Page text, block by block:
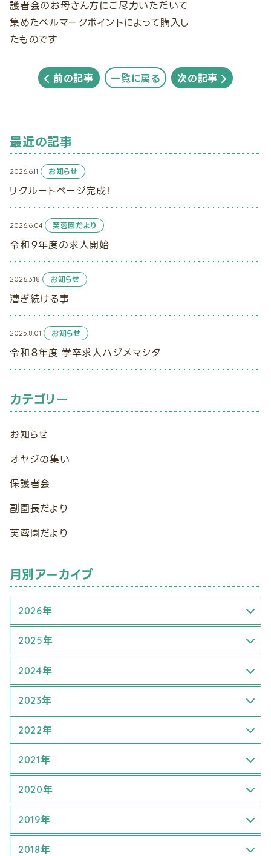
護者会のお母さん方にご尽力いただいて
集めたベルマークポイントによって購入し
たものです
前の記事 一覧に戻る 次の記事
最近の記事
2026.6.11 お知らせ
リクルートページ完成！
2026.6.04 芙蓉園だより
令和９年度の求人開始
2026.3.18 お知らせ
漕ぎ続ける事
2025.8.01 お知らせ
令和８年度 学卒求人ハジメマシタ
カテゴリー
お知らせ
オヤジの集い
保護者会
副園長だより
芙蓉園だより
月別アーカイブ
2026年
3月 (1)
6月 (2)
2025年
4月 (1)
5月 (2)
8月 (1)
2024年
1月 (1)
6月 (2)
9月 (1)
2023年
6月 (3)
7月 (2)
9月 (1)
2022年
3月 (1)
4月 (1)
5月 (1)
7月 (1)
2021年
7月 (1)
8月 (1)
9月 (2)
2020年
4月 (2)
6月 (1)
2019年
1月 (1)
2018年